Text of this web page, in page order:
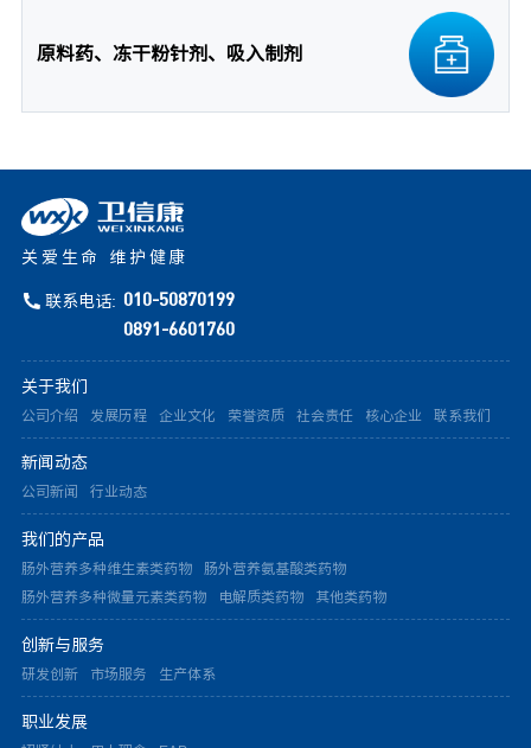
原料药、冻干粉针剂、吸入制剂
关爱生命 维护健康
联系电话: 010-50870199
0891-6601760
关于我们
公司介绍 发展历程 企业文化 荣誉资质 社会责任 核心企业 联系我们
新闻动态
公司新闻 行业动态
我们的产品
肠外营养多种维生素类药物
肠外营养氨基酸类药物
肠外营养多种微量元素类药物
电解质类药物 其他类药物
创新与服务
研发创新 市场服务 生产体系
职业发展